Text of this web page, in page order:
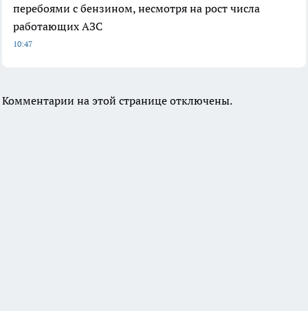
перебоями с бензином, несмотря на рост числа
работающих АЗС
10:47
Комментарии на этой странице отключены.